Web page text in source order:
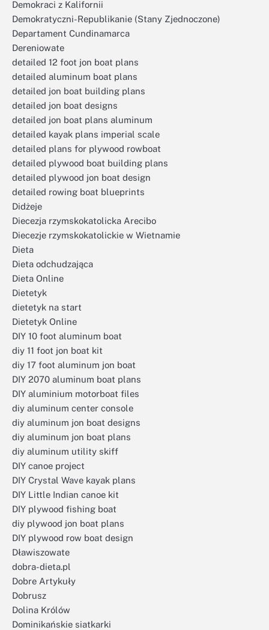
Demokraci z Kalifornii
Demokratyczni-Republikanie (Stany Zjednoczone)
Departament Cundinamarca
Dereniowate
detailed 12 foot jon boat plans
detailed aluminum boat plans
detailed jon boat building plans
detailed jon boat designs
detailed jon boat plans aluminum
detailed kayak plans imperial scale
detailed plans for plywood rowboat
detailed plywood boat building plans
detailed plywood jon boat design
detailed rowing boat blueprints
Didżeje
Diecezja rzymskokatolicka Arecibo
Diecezje rzymskokatolickie w Wietnamie
Dieta
Dieta odchudzająca
Dieta Online
Dietetyk
dietetyk na start
Dietetyk Online
DIY 10 foot aluminum boat
diy 11 foot jon boat kit
diy 17 foot aluminum jon boat
DIY 2070 aluminum boat plans
DIY aluminium motorboat files
diy aluminum center console
diy aluminum jon boat designs
diy aluminum jon boat plans
diy aluminum utility skiff
DIY canoe project
DIY Crystal Wave kayak plans
DIY Little Indian canoe kit
DIY plywood fishing boat
diy plywood jon boat plans
DIY plywood row boat design
Dławiszowate
dobra-dieta.pl
Dobre Artykuły
Dobrusz
Dolina Królów
Dominikańskie siatkarki